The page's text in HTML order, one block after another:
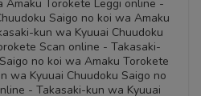
Amaku Torokete Leggi online -
Saigo no koi wa Amaku
kun wa Kyuuai Chuudoku
Scan online - Takasaki-
no koi wa Amaku Torokete
wa Kyuuai Chuudoku Saigo no
- Takasaki-kun wa Kyuuai